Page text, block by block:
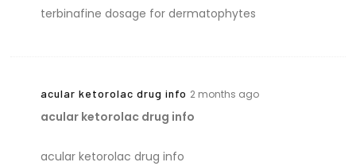
terbinafine dosage for dermatophytes
acular ketorolac drug info 2 months ago
acular ketorolac drug info
acular ketorolac drug info